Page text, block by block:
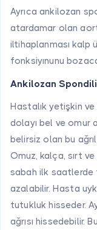
Ayrıca ankilozan
atardamar olan
iltihaplanması kalp
fonksiyınunu
Ankilozan
Hastalık yetişkin
dolayı bel ve omur
belirsiz olan bu
Omuz, kalça, sırt
sabah ilk saatlerde
azalabilir. Hasta
tutukluk hisseder.
ağrısı hissedebilir.